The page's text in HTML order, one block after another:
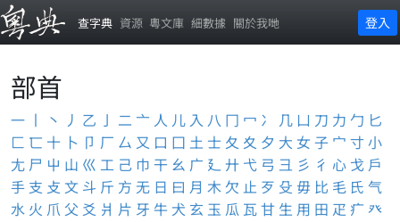
查字典 資源 粵文庫 細數據 關於我哋 登入
部首
一 丨 丶 丿 乙 亅 二 亠 人 儿 入 八 冂 冖 冫 几 凵 刀 力 勹 匕
匚 匸 十 卜 卩 厂 厶 又 口 囗 土 士 夂 夊 夕 大 女 子 宀 寸小
尢 尸 屮 山 巛 工 己 巾 干 幺 广 廴廾 弋 弓 彐 彡 彳 心 戈 戶
手 支 攴 文 斗 斤 方 无 日 曰 月 木欠 止 歹 殳 毋 比 毛 氏 气
水 火 爪 父 爻 爿 片 牙 牛 犬 玄 玉 瓜 瓦甘 生 用 田 疋 疒 癶